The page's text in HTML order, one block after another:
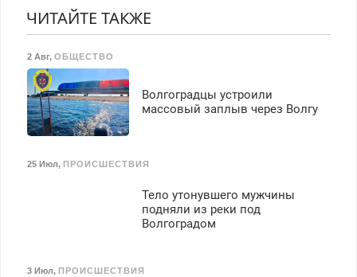
гарантией. Все р-ны.
40%. Мастер со стажем.
ЧИТАЙТЕ ТАКЖЕ
2 Авг, ОБЩЕСТВО
Волгоградцы устроили
массовый заплыв через Волгу
25 Июл, ПРОИСШЕСТВИЯ
Тело утонувшего мужчины
подняли из реки под
Волгоградом
3 Июл, ПРОИСШЕСТВИЯ